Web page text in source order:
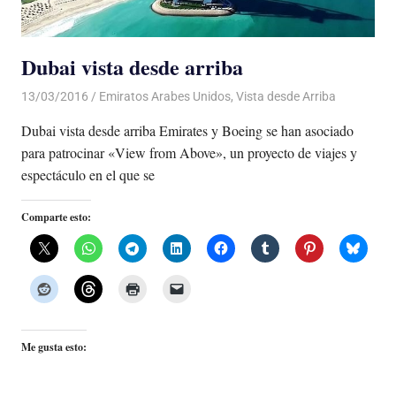
Dubai vista desde arriba
13/03/2016 Luis Castellanos
Emiratos Arabes Unidos, Vista desde Arriba
Dubai vista desde arriba Emirates y Boeing se han asociado
para patrocinar «View from Above», un proyecto de viajes y
espectáculo en el que se
Comparte esto:
Me gusta esto: